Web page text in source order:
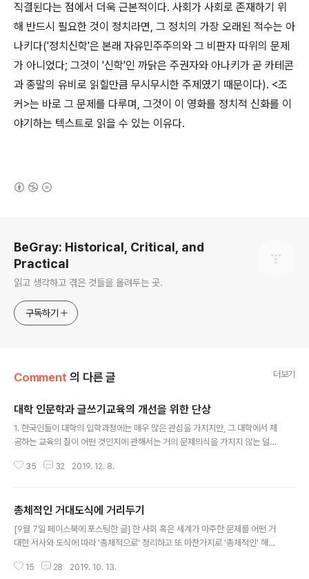
직결된다는 점에서 더욱 근본적이다. 사회가 사회로 존재하기 위
해 반드시 필요한 것이 정치라면, 그 정치의 가장 오래된 적수는 아
나키다('정치신학'은 본래 자유민주주의와 그 비판자 따위의 문제
가 아니었다; 그것이 '신학'인 까닭은 주권자와 아나키가 곧 카테콘
과 종말의 유비로 읽힐만큼 무시무시한 주제였기 때문이다). <조
커>는 바로 그 문제를 다루며, 그것이 이 영화를 정치적 신화를 이
야기하는 텍스트로 읽을 수 있는 이유다.
BeGray: Historical, Critical, and
Practical
읽고 생각하고 겪은 것들을 올려두는 곳.
구독하기
Comment 의 다른 글 더보기
대학 인문학과 글쓰기교육의 개선을 위한 단상
1. 한국인들이 대학의 입학과정에는 매우 많은 관심을 가지지만, 그 대학에서 제
공하는 교육의 질이 어떤 것인지에 관해서는 거의 문제의식을 가지지 않는 덜
있다. 이런 '시대정신'은 인문대학의 교육과정에서도 마찬가지인데, 교수자와
쓰기 과제를 거의 내주지 않거나 '형식적인' 수준의 글쓰기 지도만을 할 뿐이다.
읽고 쓰기가 자신들의 경쟁력의 핵심임을, 그리고 그 능력이 저절로 생기는 게
아니라 반복적인 교정과 훈련을 거쳐서만 생긴다는 걸 아직 깨닫지 못한 다수의
35 32 2019. 12. 8.
총체적인 거대도식에 거리두기
[9월 7일 페이스북에 포스팅한 글] 한 사회 혹은 세계가 마주한 문제를 어떤 거
대한 서사와 도식에 따라 '총체적으로' 정리하고 또 마찬가지로 '총체적인' 해결
잡한 디테일을 전부 제거한 추상화된 모델에 기초하여 시간적으로든 공간적으
15 28 2019. 10. 13.